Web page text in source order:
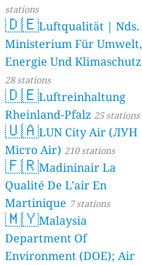
stations
🇩🇪Luftqualität | Nds.
Ministerium Für Umwelt,
Energie Und Klimaschutz
28 stations
🇩🇪Luftreinhaltung
Rheinland-Pfalz 25 stations
🇺🇦LUN City Air (ЛУН
Місто Air) 210 stations
🇫🇷Madininair La
Qualité De L’air En
Martinique 7 stations
🇲🇾Malaysia
Department Of
Environment (DOE); Air